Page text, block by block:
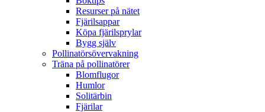
Resurser på nätet
Fjärilsappar
Köpa fjärilsprylar
Bygg själv
Pollinatörsövervakning
Träna på pollinatörer
Blomflugor
Humlor
Solitärbin
Fjärilar